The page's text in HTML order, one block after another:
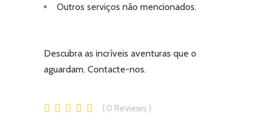
Outros serviços não mencionados.
Descubra as incríveis aventuras que o
aguardam. Contacte-nos.
0 Reviews